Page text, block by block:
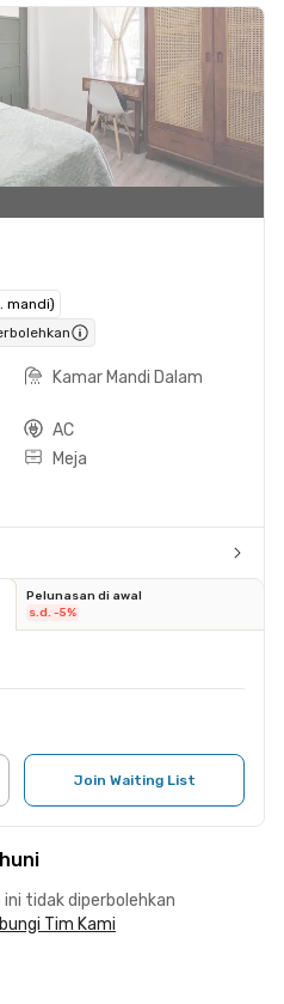
mandi)
Kamar Mandi Dalam
AC
Meja
Pelunasan di awal
s.d. -5%
Join Waiting List
tidak diperbolehkan
Tim Kami